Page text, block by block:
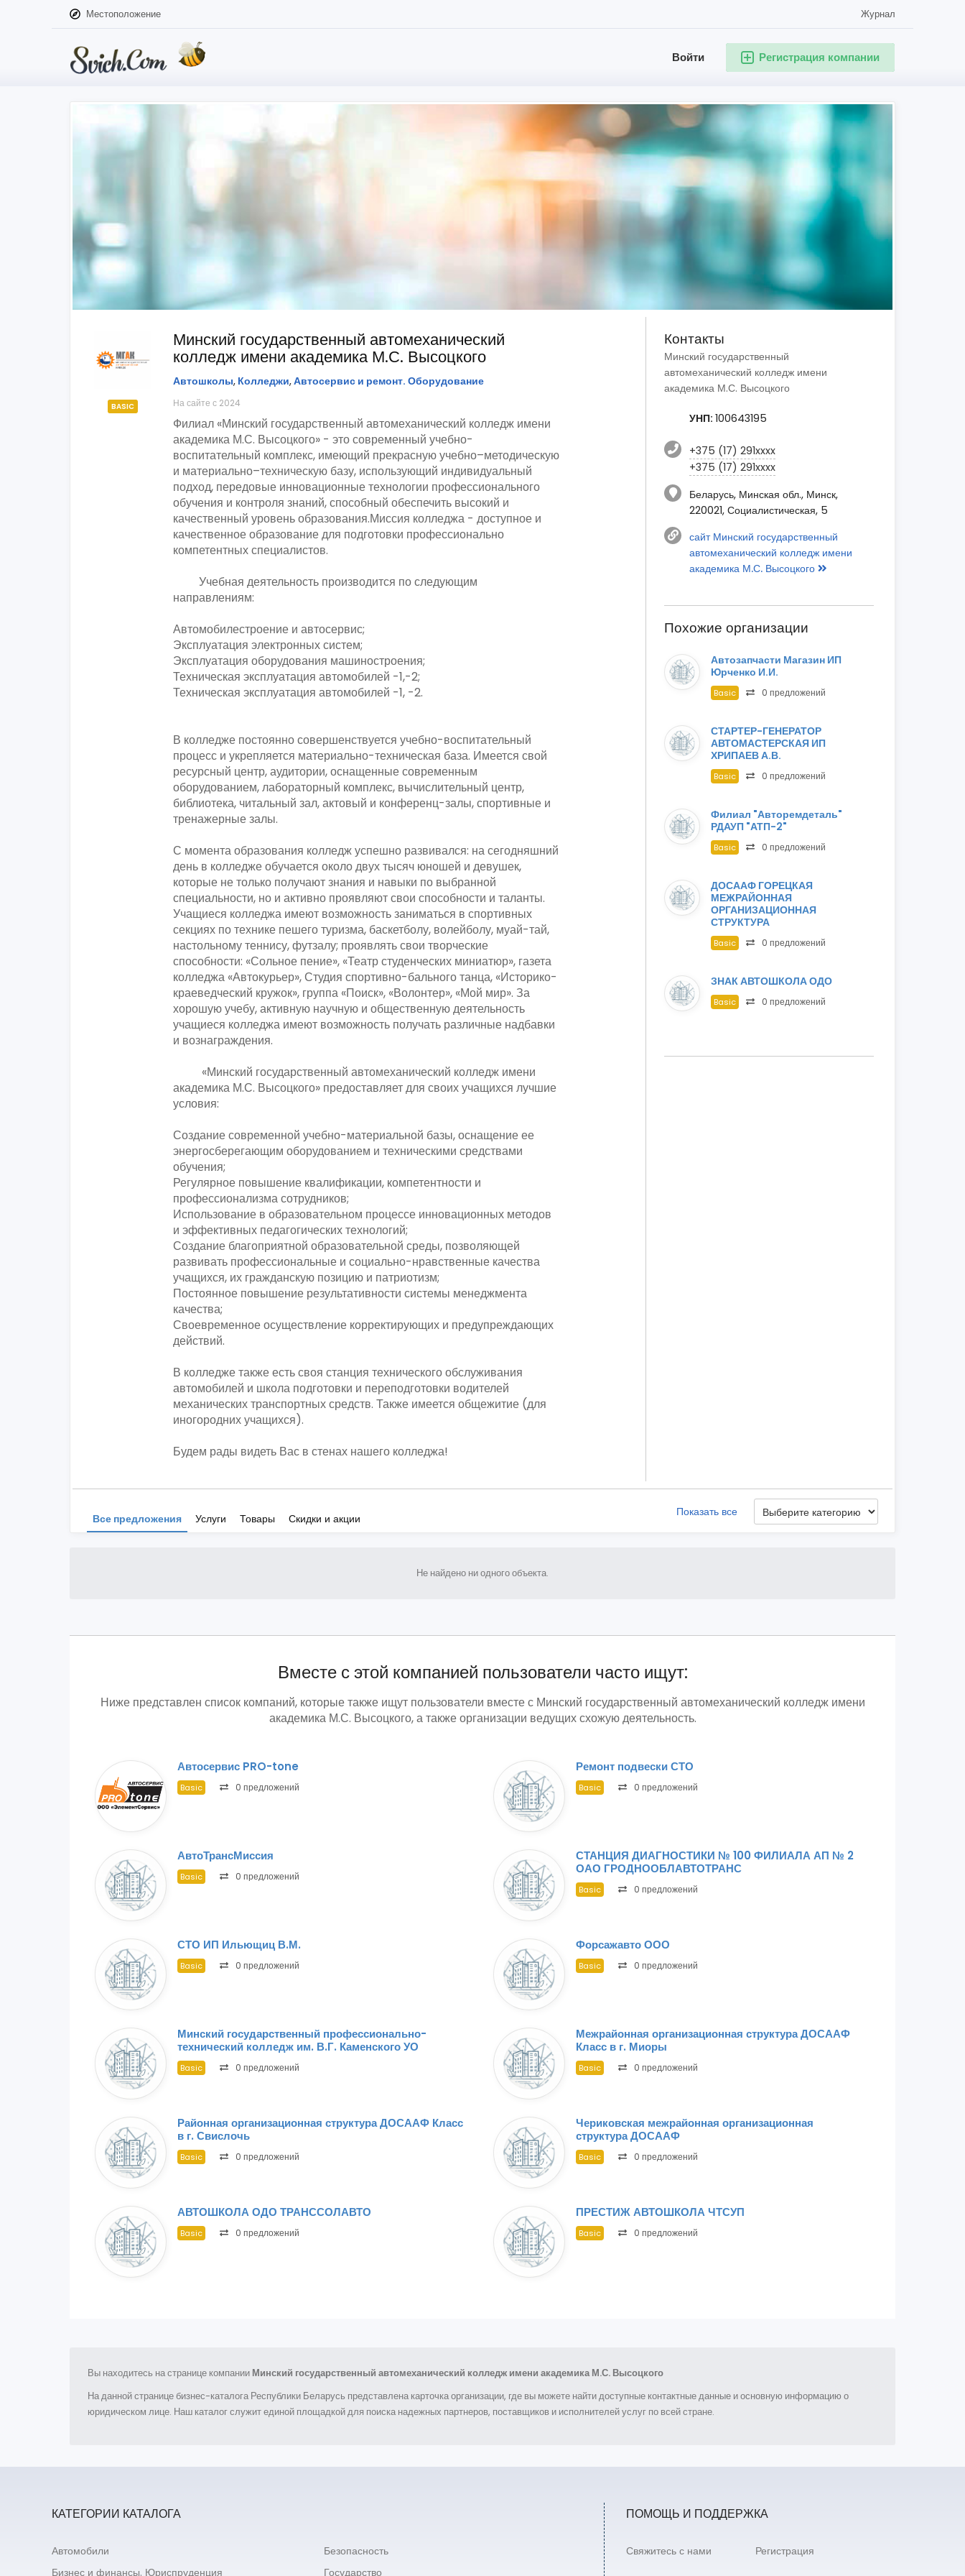
Журнал
Местоположение
Регистрация компании
Войти
BASIC
Минский государственный автомеханический
колледж имени академика М.С. Высоцкого
Автошколы, Колледжи,Автосервис и ремонт. Оборудование
На сайте с 2024
Филиал «Минский государственный автомеханический колледж имени
академика М.С. Высоцкого» - это современный учебно-
воспитательный комплекс, имеющий прекрасную учебно–методическую
и материально–техническую базу, использующий индивидуальный
подход, передовые инновационные технологии профессионального
обучения и контроля знаний, способный обеспечить высокий и
качественный уровень образования.Миссия колледжа - доступное и
качественное образование для подготовки профессионально
компетентных специалистов.
Учебная деятельность производится по следующим
направлениям:
Автомобилестроение и автосервис;
Эксплуатация электронных систем;
Эксплуатация оборудования машиностроения;
Техническая эксплуатация автомобилей -1,-2;
Техническая эксплуатация автомобилей -1, -2.
В колледже постоянно совершенствуется учебно-воспитательный
процесс и укрепляется материально-техническая база. Имеется свой
ресурсный центр, аудитории, оснащенные современным
оборудованием, лабораторный комплекс, вычислительный центр,
библиотека, читальный зал, актовый и конференц-залы, спортивные и
тренажерные залы.
С момента образования колледж успешно развивался: на сегодняшний
день в колледже обучается около двух тысяч юношей и девушек,
которые не только получают знания и навыки по выбранной
специальности, но и активно проявляют свои способности и таланты.
Учащиеся колледжа имеют возможность заниматься в спортивных
секциях по технике пешего туризма, баскетболу, волейболу, муай-тай,
настольному теннису, футзалу; проявлять свои творческие
способности: «Сольное пение», «Театр студенческих миниатюр», газета
колледжа «Автокурьер», Студия спортивно-бального танца, «Историко-
краеведческий кружок», группа «Поиск», «Волонтер», «Мой мир». За
хорошую учебу, активную научную и общественную деятельность
учащиеся колледжа имеют возможность получать различные надбавки
и вознаграждения.
«Минский государственный автомеханический колледж имени
академика М.С. Высоцкого» предоставляет для своих учащихся лучшие
условия:
Создание современной учебно-материальной базы, оснащение ее
энергосберегающим оборудованием и техническими средствами
обучения;
Регулярное повышение квалификации, компетентности и
профессионализма сотрудников;
Использование в образовательном процессе инновационных методов
и эффективных педагогических технологий;
Создание благоприятной образовательной среды, позволяющей
развивать профессиональные и социально-нравственные качества
учащихся, их гражданскую позицию и патриотизм;
Постоянное повышение результативности системы менеджмента
качества;
Своевременное осуществление корректирующих и предупреждающих
действий.
В колледже также есть своя станция технического обслуживания
автомобилей и школа подготовки и переподготовки водителей
механических транспортных средств. Также имеется общежитие (для
иногородних учащихся).
Будем рады видеть Вас в стенах нашего колледжа!
Контакты
Минский государственный
автомеханический колледж имени
академика М.С. Высоцкого
УНП:100643195
+375 (17) 291xxxx
+375 (17) 291xxxx
Беларусь, Минская обл., Минск,
220021, Социалистическая, 5
сайт Минский государственный
автомеханический колледж имени
академика М.С. Высоцкого
Похожие организации
Автозапчасти Магазин ИП
Юрченко И.И.
Basic 0 предложений
СТАРТЕР-ГЕНЕРАТОР
АВТОМАСТЕРСКАЯ ИП
ХРИПАЕВ А.В.
Basic 0 предложений
Филиал "Авторемдеталь"
РДАУП "АТП-2"
Basic 0 предложений
ДОСААФ ГОРЕЦКАЯ
МЕЖРАЙОННАЯ
ОРГАНИЗАЦИОННАЯ
СТРУКТУРА
Basic 0 предложений
ЗНАК АВТОШКОЛА ОДО
Basic 0 предложений
Все предложения Услуги Товары Скидки и акции Показать все
Не найдено ни одного объекта.
Вместе с этой компанией пользователи часто ищут:
Ниже представлен список компаний, которые также ищут пользователи вместе с Минский государственный автомеханический колледж имени
академика М.С. Высоцкого, а также организации ведущих схожую деятельность.
Автосервис PRO-tone
Basic 0 предложений
Ремонт подвески СТО
Basic 0 предложений
АвтоТрансМиссия
Basic 0 предложений
СТАНЦИЯ ДИАГНОСТИКИ № 100 ФИЛИАЛА АП № 2
ОАО ГРОДНООБЛАВТОТРАНС
Basic 0 предложений
СТО ИП Ильющиц В.М.
Basic 0 предложений
Форсажавто ООО
Basic 0 предложений
Минский государственный профессионально-
технический колледж им. В.Г. Каменского УО
Basic 0 предложений
Межрайонная организационная структура ДОСААФ
Класс в г. Миоры
Basic 0 предложений
Районная организационная структура ДОСААФ Класс
в г. Свислочь
Basic 0 предложений
Чериковская межрайонная организационная
структура ДОСААФ
Basic 0 предложений
АВТОШКОЛА ОДО ТРАНССОЛАВТО
Basic 0 предложений
ПРЕСТИЖ АВТОШКОЛА ЧТСУП
Basic 0 предложений
Вы находитесь на странице компании Минский государственный автомеханический колледж имени академика М.С. Высоцкого
На данной странице бизнес-каталога Республики Беларусь представлена карточка организации, где вы можете найти доступные контактные данные и основную информацию о
юридическом лице. Наш каталог служит единой площадкой для поиска надежных партнеров, поставщиков и исполнителей услуг по всей стране.
КАТЕГОРИИ КАТАЛОГА
Автомобили
Безопасность
Бизнес и финансы. Юриспруденция
Государство
ПОМОЩЬ И ПОДДЕРЖКА
Свяжитесь с нами Регистрация